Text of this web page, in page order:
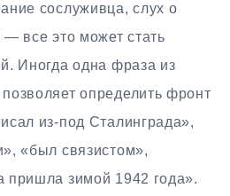
сослуживца, слух о
— все это может стать
Иногда одна фраза из
определить фронт
из-под Сталинграда»,
«был связистом»,
пришла зимой 1942 года».